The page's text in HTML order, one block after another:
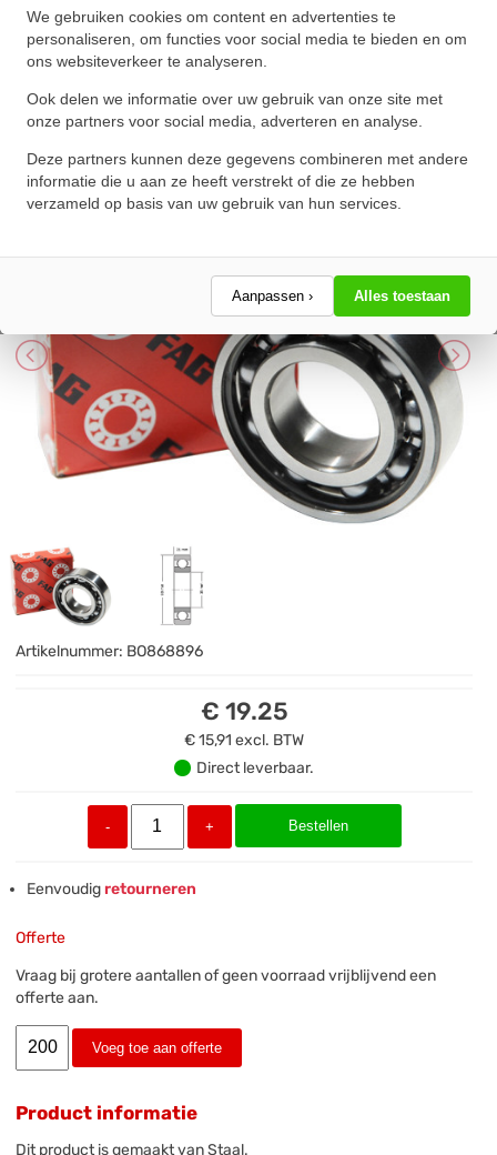
We gebruiken cookies om content en advertenties te
personaliseren, om functies voor social media te bieden en om
ons websiteverkeer te analyseren.
Ook delen we informatie over uw gebruik van onze site met
onze partners voor social media, adverteren en analyse.
Deze partners kunnen deze gegevens combineren met andere
informatie die u aan ze heeft verstrekt of die ze hebben
verzameld op basis van uw gebruik van hun services.
Aanpassen › Alles toestaan
FAG Kogellager 6307 C 2HRS C3
(35x80x21mm)
★★★★★
★★★★★
Schrijf een review!
Artikelnummer: BO868896
€ 19.25
€ 15,91 excl. BTW
Direct leverbaar.
- + Bestellen
Eenvoudigretourneren
Offerte
Vraag bij grotere aantallen of geen voorraad vrijblijvend een
offerte aan.
Voeg toe aan offerte
Product informatie
Dit product is gemaakt van Staal.